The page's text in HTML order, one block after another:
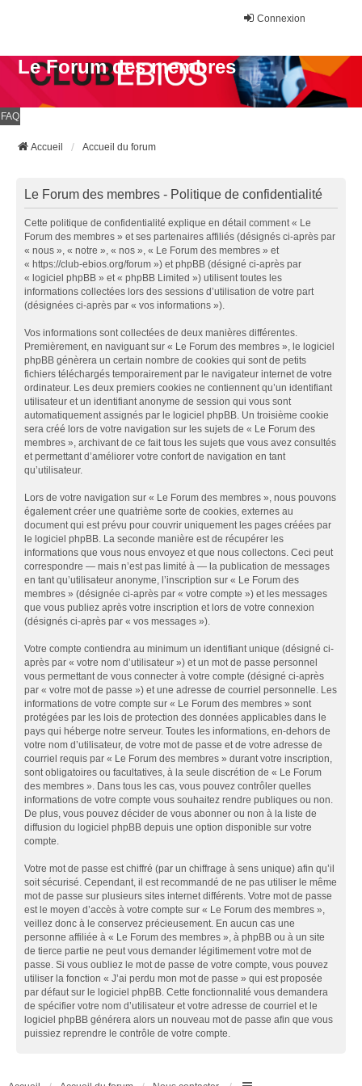
Connexion
Le Forum des membres
FAQ
Accueil Accueil du forum
Le Forum des membres - Politique de confidentialité
Cette politique de confidentialité explique en détail comment « Le
Forum des membres » et ses partenaires affiliés (désignés ci-après par
« nous », « notre », « nos », « Le Forum des membres » et
« https://club-ebios.org/forum ») et phpBB (désigné ci-après par
« logiciel phpBB » et « phpBB Limited ») utilisent toutes les
informations collectées lors des sessions d’utilisation de votre part
(désignées ci-après par « vos informations »).
Vos informations sont collectées de deux manières différentes.
Premièrement, en naviguant sur « Le Forum des membres », le logiciel
phpBB génèrera un certain nombre de cookies qui sont de petits
fichiers téléchargés temporairement par le navigateur internet de votre
ordinateur. Les deux premiers cookies ne contiennent qu’un identifiant
utilisateur et un identifiant anonyme de session qui vous sont
automatiquement assignés par le logiciel phpBB. Un troisième cookie
sera créé lors de votre navigation sur les sujets de « Le Forum des
membres », archivant de ce fait tous les sujets que vous avez consultés
et permettant d’améliorer votre confort de navigation en tant
qu’utilisateur.
Lors de votre navigation sur « Le Forum des membres », nous pouvons
également créer une quatrième sorte de cookies, externes au
document qui est prévu pour couvrir uniquement les pages créées par
le logiciel phpBB. La seconde manière est de récupérer les
informations que vous nous envoyez et que nous collectons. Ceci peut
correspondre — mais n’est pas limité à — la publication de messages
en tant qu’utilisateur anonyme, l’inscription sur « Le Forum des
membres » (désignée ci-après par « votre compte ») et les messages
que vous publiez après votre inscription et lors de votre connexion
(désignés ci-après par « vos messages »).
Votre compte contiendra au minimum un identifiant unique (désigné ci-
après par « votre nom d’utilisateur ») et un mot de passe personnel
vous permettant de vous connecter à votre compte (désigné ci-après
par « votre mot de passe ») et une adresse de courriel personnelle. Les
informations de votre compte sur « Le Forum des membres » sont
protégées par les lois de protection des données applicables dans le
pays qui héberge notre serveur. Toutes les informations, en-dehors de
votre nom d’utilisateur, de votre mot de passe et de votre adresse de
courriel requis par « Le Forum des membres » durant votre inscription,
sont obligatoires ou facultatives, à la seule discrétion de « Le Forum
des membres ». Dans tous les cas, vous pouvez contrôler quelles
informations de votre compte vous souhaitez rendre publiques ou non.
De plus, vous pouvez décider de vous abonner ou non à la liste de
diffusion du logiciel phpBB depuis une option disponible sur votre
compte.
Votre mot de passe est chiffré (par un chiffrage à sens unique) afin qu’il
soit sécurisé. Cependant, il est recommandé de ne pas utiliser le même
mot de passe sur plusieurs sites internet différents. Votre mot de passe
est le moyen d’accès à votre compte sur « Le Forum des membres »,
veillez donc à le conservez précieusement. En aucun cas une
personne affiliée à « Le Forum des membres », à phpBB ou à un site
de tierce partie ne peut vous demander légitimement votre mot de
passe. Si vous oubliez le mot de passe de votre compte, vous pouvez
utiliser la fonction « J’ai perdu mon mot de passe » qui est proposée
par défaut sur le logiciel phpBB. Cette fonctionnalité vous demandera
de spécifier votre nom d’utilisateur et votre adresse de courriel et le
logiciel phpBB générera alors un nouveau mot de passe afin que vous
puissiez reprendre le contrôle de votre compte.